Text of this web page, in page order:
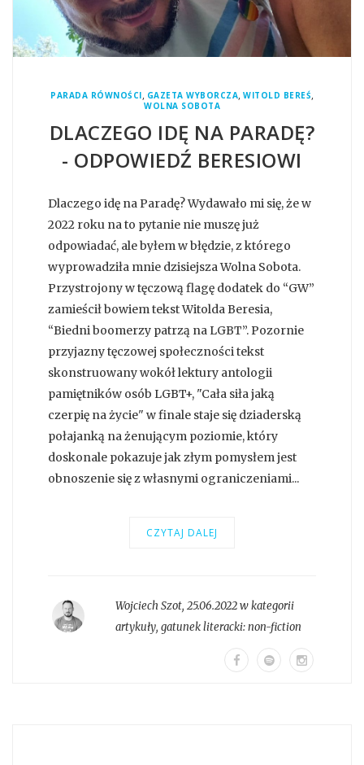
PARADA RÓWNOŚCI, GAZETA WYBORCZA, WITOLD BEREŚ,
WOLNA SOBOTA
DLACZEGO IDĘ NA PARADĘ?
- ODPOWIEDŹ BERESIOWI
Dlaczego idę na Paradę? Wydawało mi się, że w
2022 roku na to pytanie nie muszę już
odpowiadać, ale byłem w błędzie, z którego
wyprowadziła mnie dzisiejsza Wolna Sobota.
Przystrojony w tęczową flagę dodatek do “GW”
zamieścił bowiem tekst Witolda Beresia,
“Biedni boomerzy patrzą na LGBT”. Pozornie
przyjazny tęczowej społeczności tekst
skonstruowany wokół lektury antologii
pamiętników osób LGBT+, "Cała siła jaką
czerpię na życie" w finale staje się dziaderską
połajanką na żenującym poziomie, który
doskonale pokazuje jak złym pomysłem jest
obnoszenie się z własnymi ograniczeniami...
CZYTAJ DALEJ
Wojciech Szot, 25.06.2022 w kategorii
artykuły, gatunek literacki:non-fiction